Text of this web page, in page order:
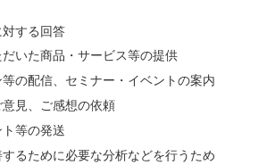
する回答
いた商品・サービス等の提供
の配信、セミナー・イベントの案内
見、ご感想の依頼
等の発送
るために必要な分析などを行うため